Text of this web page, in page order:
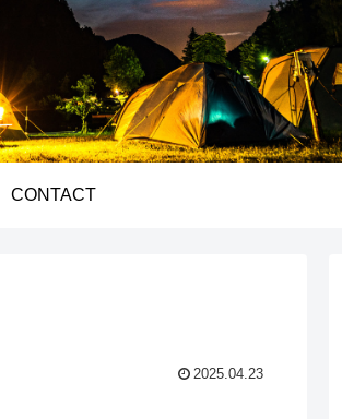
CONTACT
2025.04.23